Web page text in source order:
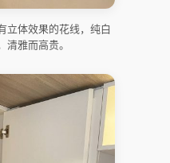
立体效果的花线，纯白
清雅而高贵。